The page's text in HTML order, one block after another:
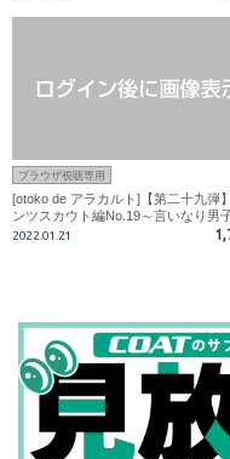
ブラウザ視聴専用
[otoko de アラカルト]【第二十九弾
ンツスカウト編No.19～言いなり男
サッカークラブ所属のスジ筋イケメ
2022.01.21